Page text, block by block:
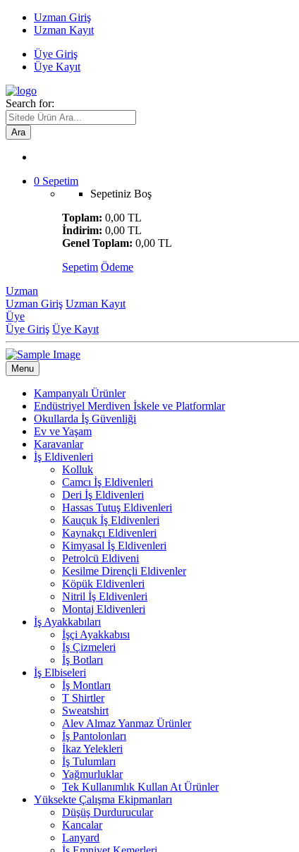
Uzman Giriş
Uzman Kayıt
Üye Giriş
Üye Kayıt
Search for:
Ara
0 Sepetim
Sepetiniz Boş
Toplam: 0,00 TL
İndirim: 0,00 TL
Genel Toplam: 0,00 TL
Sepetim Ödeme
Uzman
Uzman Giriş Uzman Kayıt
Üye
Üye Giriş Üye Kayıt
Menu
Kampanyalı Ürünler
Endüstriyel Merdiven İskele ve Platformlar
Okullarda İş Güvenliği
Ev ve Yaşam
Karavanlar
İş Eldivenleri
Kolluk
Camcı İş Eldivenleri
Deri İş Eldivenleri
Hassas Tutuş Eldivenleri
Kauçuk İş Eldivenleri
Kaynakçı Eldivenleri
Kimyasal İş Eldivenleri
Petrolcü Eldiveni
Kesilme Dirençli Eldivenler
Köpük Eldivenleri
Nitril İş Eldivenleri
Montaj Eldivenleri
İş Ayakkabıları
İşçi Ayakkabısı
İş Çizmeleri
İş Botları
İş Elbiseleri
İş Montları
T Shirtler
Sweatshirt
Alev Almaz Yanmaz Ürünler
İş Pantolonları
İkaz Yelekleri
İş Tulumları
Yağmurluklar
Tek Kullanımlık Kullan At Ürünler
Yüksekte Çalışma Ekipmanları
Düşüş Durdurucular
Kancalar
Lanyard